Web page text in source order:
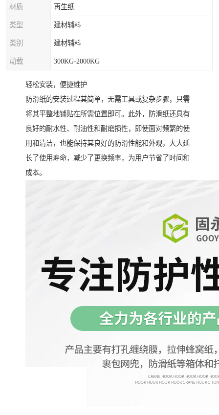
材质 再生纸
类型 建材辅料
类别 建材辅料
动载 300KG-2000KG
轻松安装，便捷维护
防滑纸的安装过程其简单，无需工具或复杂步骤，只需
将其平整地铺贴在所需位置即可。此外，防滑纸还具有
良好的耐水性、耐油性和耐磨损性，即使面对频繁的使
用和清洁，也能保持其良好的防滑性能和外观，大大延
长了使用寿命，减少了更换频率，为用户节省了时间和
成本。